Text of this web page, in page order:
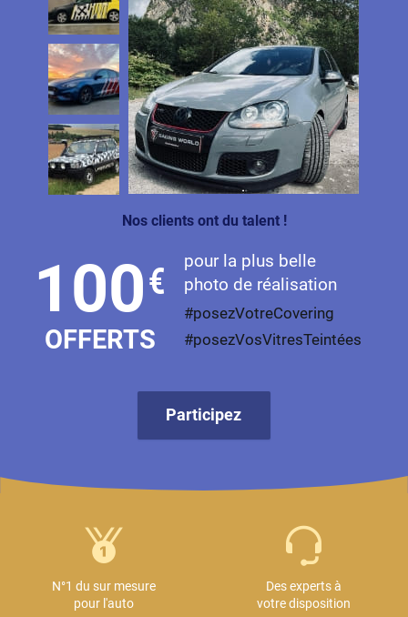
Ldv
Lexus
Ligier
Lincoln
Livan
Maserati
Maybach
Mazda
MG
Mitsubishi
Nos clients ont du talent !
100€
OFFERTS
pour la plus belle
photo de réalisation
#posezVotreCovering
#posezVosVitresTeintées
Participez
N°1 du sur mesure
pour l'auto
Des experts à
votre disposition